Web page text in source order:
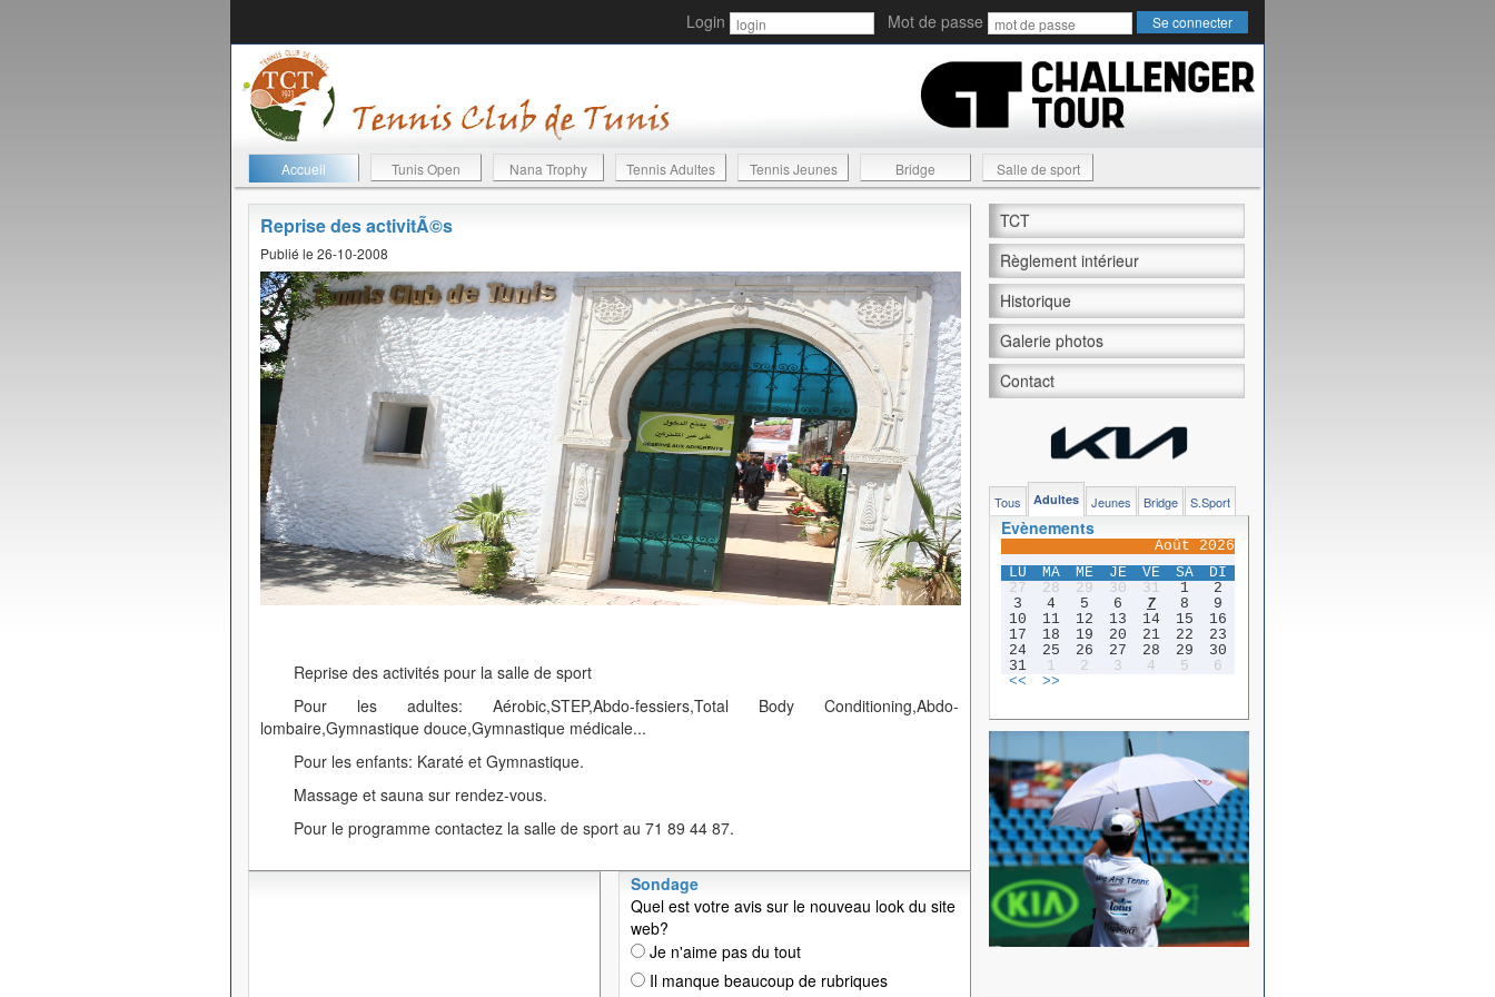
Login Mot de passe
Accueil Tunis Open Nana Trophy Tennis Adultes Tennis Jeunes Bridge Salle de sport
Reprise des activitÃ©s
Publié le 26-10-2008
Reprise des activités pour la salle de sport
Pour les adultes: Aérobic,STEP,Abdo-fessiers,Total Body Conditioning,Abdo-
lombaire,Gymnastique douce,Gymnastique médicale...
Pour les enfants: Karaté et Gymnastique.
Massage et sauna sur rendez-vous.
Pour le programme contactez la salle de sport au 71 89 44 87.
Sondage
Quel est votre avis sur le nouveau look du site
web?
Je n'aime pas du tout
Il manque beaucoup de rubriques
TCT
Règlement intérieur
Historique
Galerie photos
Contact
Tous Adultes Jeunes Bridge S.Sport
Evènements
Août 2026
LU
MA ME JE VE SA
DI
27
28 29 30 31 1
2
3
4 5 6 7 8
9
10
11 12 13 14 15
16
17
18 19 20 21 22
23
24
25 26 27 28 29
30
31
1 2 3 4 5
6
<<
>>